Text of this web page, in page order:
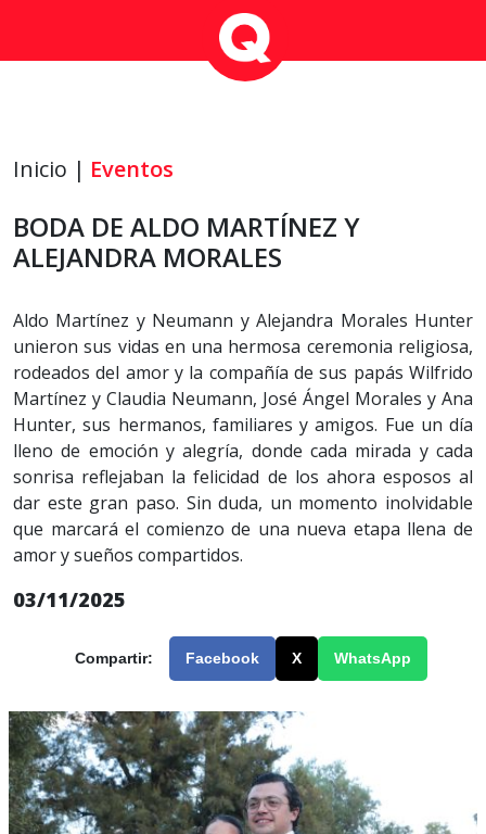
Inicio | Eventos
BODA DE ALDO MARTÍNEZ Y
ALEJANDRA MORALES
Aldo Martínez y Neumann y Alejandra Morales Hunter
unieron sus vidas en una hermosa ceremonia religiosa,
rodeados del amor y la compañía de sus papás Wilfrido
Martínez y Claudia Neumann, José Ángel Morales y Ana
Hunter, sus hermanos, familiares y amigos. Fue un día
lleno de emoción y alegría, donde cada mirada y cada
sonrisa reflejaban la felicidad de los ahora esposos al
dar este gran paso. Sin duda, un momento inolvidable
que marcará el comienzo de una nueva etapa llena de
amor y sueños compartidos.
03/11/2025
Compartir: Facebook X WhatsApp